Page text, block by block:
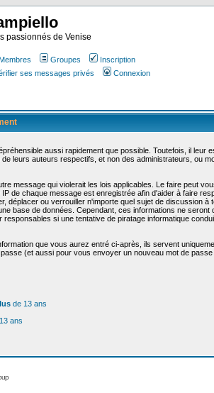
passionnés de Venise
Groupes
Inscription
ses messages privés Connexion
aussi rapidement que possible. Toutefois, il leur
leurs auteurs respectifs, et non des administrateurs, ou
message qui violerait les lois applicables. Le faire peut
de chaque message est enregistrée afin d'aider à faire
ou verrouiller n'importe quel sujet de discussion à
base de données. Cependant, ces informations ne seront
si une tentative de piratage informatique
que vous aurez entré ci-après, ils servent
(et aussi pour vous envoyer un nouveau mot de
de 13 ans
ans